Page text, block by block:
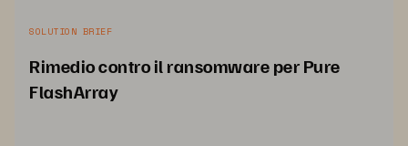
SOLUTION BRIEF
Rimedio contro il ransomware per Pure
FlashArray